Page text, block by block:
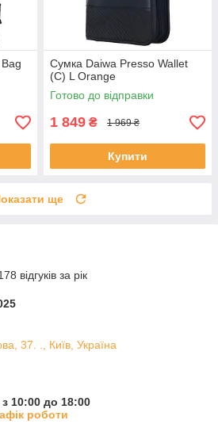
Сумка Daiwa Presso Wallet
(C) L Orange
Готово до відправки
1 849 ₴ 1 969 ₴
Купити
ще
відгуків за рік
37. ., Київ, Україна
10:00 до 18:00
роботи